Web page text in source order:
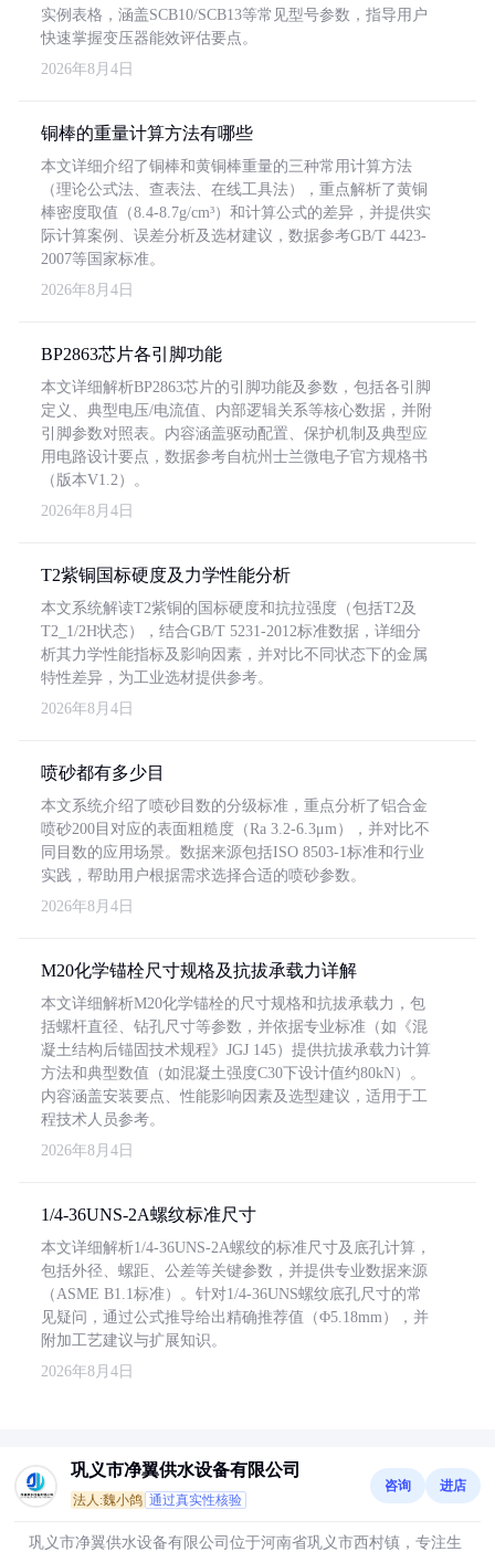
实例表格，涵盖SCB10/SCB13等常见型号参数，指导用户
快速掌握变压器能效评估要点。
2026年8月4日
铜棒的重量计算方法有哪些
本文详细介绍了铜棒和黄铜棒重量的三种常用计算方法
（理论公式法、查表法、在线工具法），重点解析了黄铜
棒密度取值（8.4-8.7g/cm³）和计算公式的差异，并提供实
际计算案例、误差分析及选材建议，数据参考GB/T 4423-
2007等国家标准。
2026年8月4日
BP2863芯片各引脚功能
本文详细解析BP2863芯片的引脚功能及参数，包括各引脚
定义、典型电压/电流值、内部逻辑关系等核心数据，并附
引脚参数对照表。内容涵盖驱动配置、保护机制及典型应
用电路设计要点，数据参考自杭州士兰微电子官方规格书
（版本V1.2）。
2026年8月4日
T2紫铜国标硬度及力学性能分析
本文系统解读T2紫铜的国标硬度和抗拉强度（包括T2及
T2_1/2H状态），结合GB/T 5231-2012标准数据，详细分
析其力学性能指标及影响因素，并对比不同状态下的金属
特性差异，为工业选材提供参考。
2026年8月4日
喷砂都有多少目
本文系统介绍了喷砂目数的分级标准，重点分析了铝合金
喷砂200目对应的表面粗糙度（Ra 3.2-6.3μm），并对比不
同目数的应用场景。数据来源包括ISO 8503-1标准和行业
实践，帮助用户根据需求选择合适的喷砂参数。
2026年8月4日
M20化学锚栓尺寸规格及抗拔承载力详解
本文详细解析M20化学锚栓的尺寸规格和抗拔承载力，包
括螺杆直径、钻孔尺寸等参数，并依据专业标准（如《混
凝土结构后锚固技术规程》JGJ 145）提供抗拔承载力计算
方法和典型数值（如混凝土强度C30下设计值约80kN）。
内容涵盖安装要点、性能影响因素及选型建议，适用于工
程技术人员参考。
2026年8月4日
1/4-36UNS-2A螺纹标准尺寸
本文详细解析1/4-36UNS-2A螺纹的标准尺寸及底孔计算，
包括外径、螺距、公差等关键参数，并提供专业数据来源
（ASME B1.1标准）。针对1/4-36UNS螺纹底孔尺寸的常
见疑问，通过公式推导给出精确推荐值（Φ5.18mm），并
附加工艺建议与扩展知识。
2026年8月4日
巩义市净翼供水设备有限公司
法人:魏小鸽 通过真实性核验
咨询 进店
巩义市净翼供水设备有限公司位于河南省巩义市西村镇，专注生